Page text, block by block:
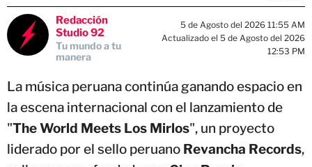
Redacción
Studio 92
Tu mundo a tu
manera
5 de Agosto del 2026 11:55 AM
Actualizado el 5 de Agosto del 2026
12:53 PM
La música peruana continúa ganando espacio en
la escena internacional con el lanzamiento de
"The World Meets Los Mirlos", un proyecto
liderado por el sello peruano Revancha Records,